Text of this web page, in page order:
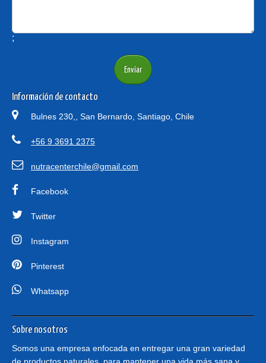
;
Información de contacto
Bulnes 230,, San Bernardo, Santiago, Chile
+56 9 3691 2375
nutracenterchile@gmail.com
Facebook
Twitter
Instagram
Pinterest
Whatsapp
Sobre nosotros
Somos una empresa enfocada en entregar una gran variedad